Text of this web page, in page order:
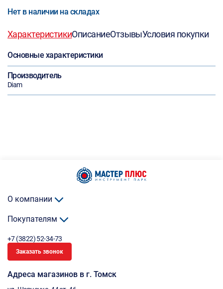
Нет в наличии на складах
ХарактеристикиОписаниеОтзывыУсловия покупки
Основные характеристики
Производитель
Diam
О компании
Покупателям
+7 (3822) 52-34-73
Заказать звонок
Адреса магазинов в г. Томск